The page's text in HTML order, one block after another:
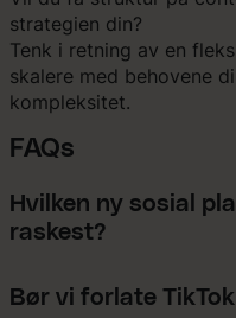
strategien din?
Tenk i retning av en
skalere med behovene
kompleksitet.
FAQs
Hvilken ny sosial
raskest?
Bør vi forlate